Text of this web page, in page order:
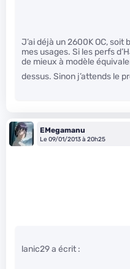
J’ai déjà un 2600K OC,
mes usages. Si les perfs
de mieux à modèle
dessus. Sinon j’attends le
EMegamanu
Le 09/01/2013 à 20h25
lanic29 a écrit :